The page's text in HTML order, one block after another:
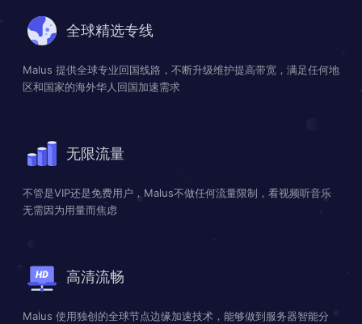
全球精选专线
Malus 提供全球专业回国线路，不断升级维护提高带宽，满足任何地
区和国家的海外华人回国加速需求
无限流量
不管是VIP还是免费用户，Malus不做任何流量限制，看视频听音乐
无需因为用量而焦虑
高清流畅
Malus 使用独创的全球节点边缘加速技术，能够做到服务器智能分